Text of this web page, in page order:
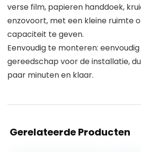
verse film, papieren handdoek,
enzovoort, met een kleine ruimte
capaciteit te geven.
Eenvoudig te monteren:
gereedschap voor de installatie,
paar minuten en klaar.
Gerelateerde Producten